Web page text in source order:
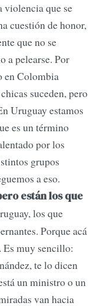
violencia que se
cuestión de honor,
que no se
a pelearse. Por
en Colombia
suceden, pero
Uruguay estamos
es un término
por los
grupos
a eso.
están los que
los que
Porque acá
Es muy sencillo:
te lo dicen
un ministro o un
van hacia